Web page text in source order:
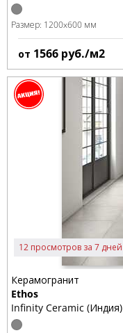
Размер: 1200x600 мм
от 1566 руб./м2
12 просмотров за 7 дней
Керамогранит
Ethos
Infinity Ceramic (Индия)